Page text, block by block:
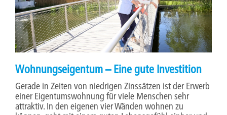
Wohnungseigentum – Eine gute Investition
Gerade in Zeiten von niedrigen Zinssätzen ist der Erwerb
einer Eigentumswohnung für viele Menschen sehr
attraktiv. In den eigenen vier Wänden wohnen zu